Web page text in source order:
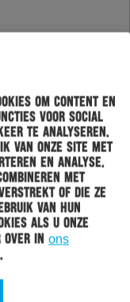
om content en
voor social
te analyseren.
van onze site met
en analyse.
met
of die ze
van hun
als u onze
over in ons
.
worden
in voor de
wil ontvangen,